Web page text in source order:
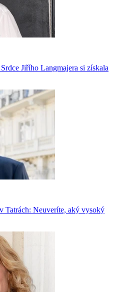
Jiřího Langmajera si získala
Tatrách: Neuveríte, aký vysoký